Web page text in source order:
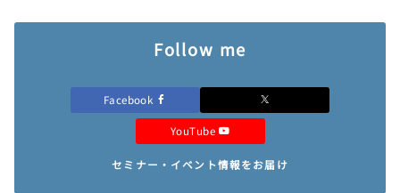
Follow me
Facebook
YouTube
セミナー・イベント情報をお届け